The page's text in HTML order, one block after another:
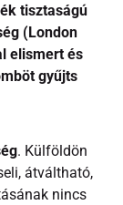
tisztaságú
(London
elismert és
gyűjts
. Külföldön
átváltható,
nincs